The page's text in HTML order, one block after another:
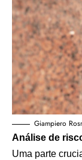
Giampiero
Análise de
Uma parte